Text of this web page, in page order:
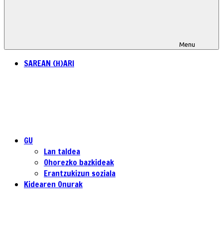
Menu
SAREAN (H)ARI
GU
Lan taldea
Ohorezko bazkideak
Erantzukizun soziala
Kidearen Onurak